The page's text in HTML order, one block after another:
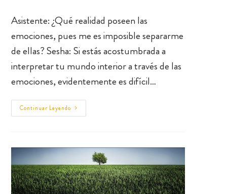
Asistente: ¿Qué realidad poseen las
emociones, pues me es imposible separarme
de ellas? Sesha: Si estás acostumbrada a
interpretar tu mundo interior a través de las
emociones, evidentemente es difícil…
Continuar Leyendo